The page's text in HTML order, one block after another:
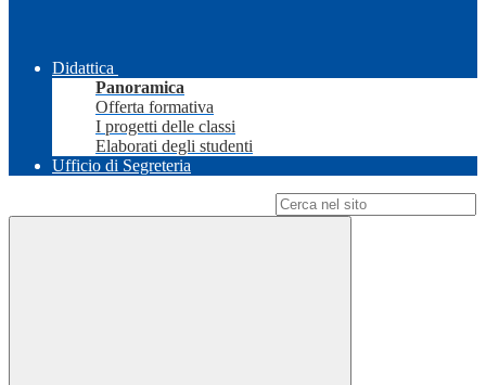
Didattica
Panoramica
Offerta formativa
I progetti delle classi
Elaborati degli studenti
Ufficio di Segreteria